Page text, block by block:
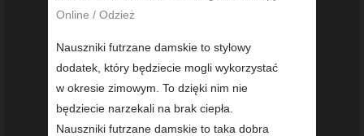
Online / Odzież
Nauszniki futrzane damskie to stylowy
dodatek, który będziecie mogli wykorzystać
w okresie zimowym. To dzięki nim nie
będziecie narzekali na brak ciepła.
Nauszniki futrzane damskie to taka dobra